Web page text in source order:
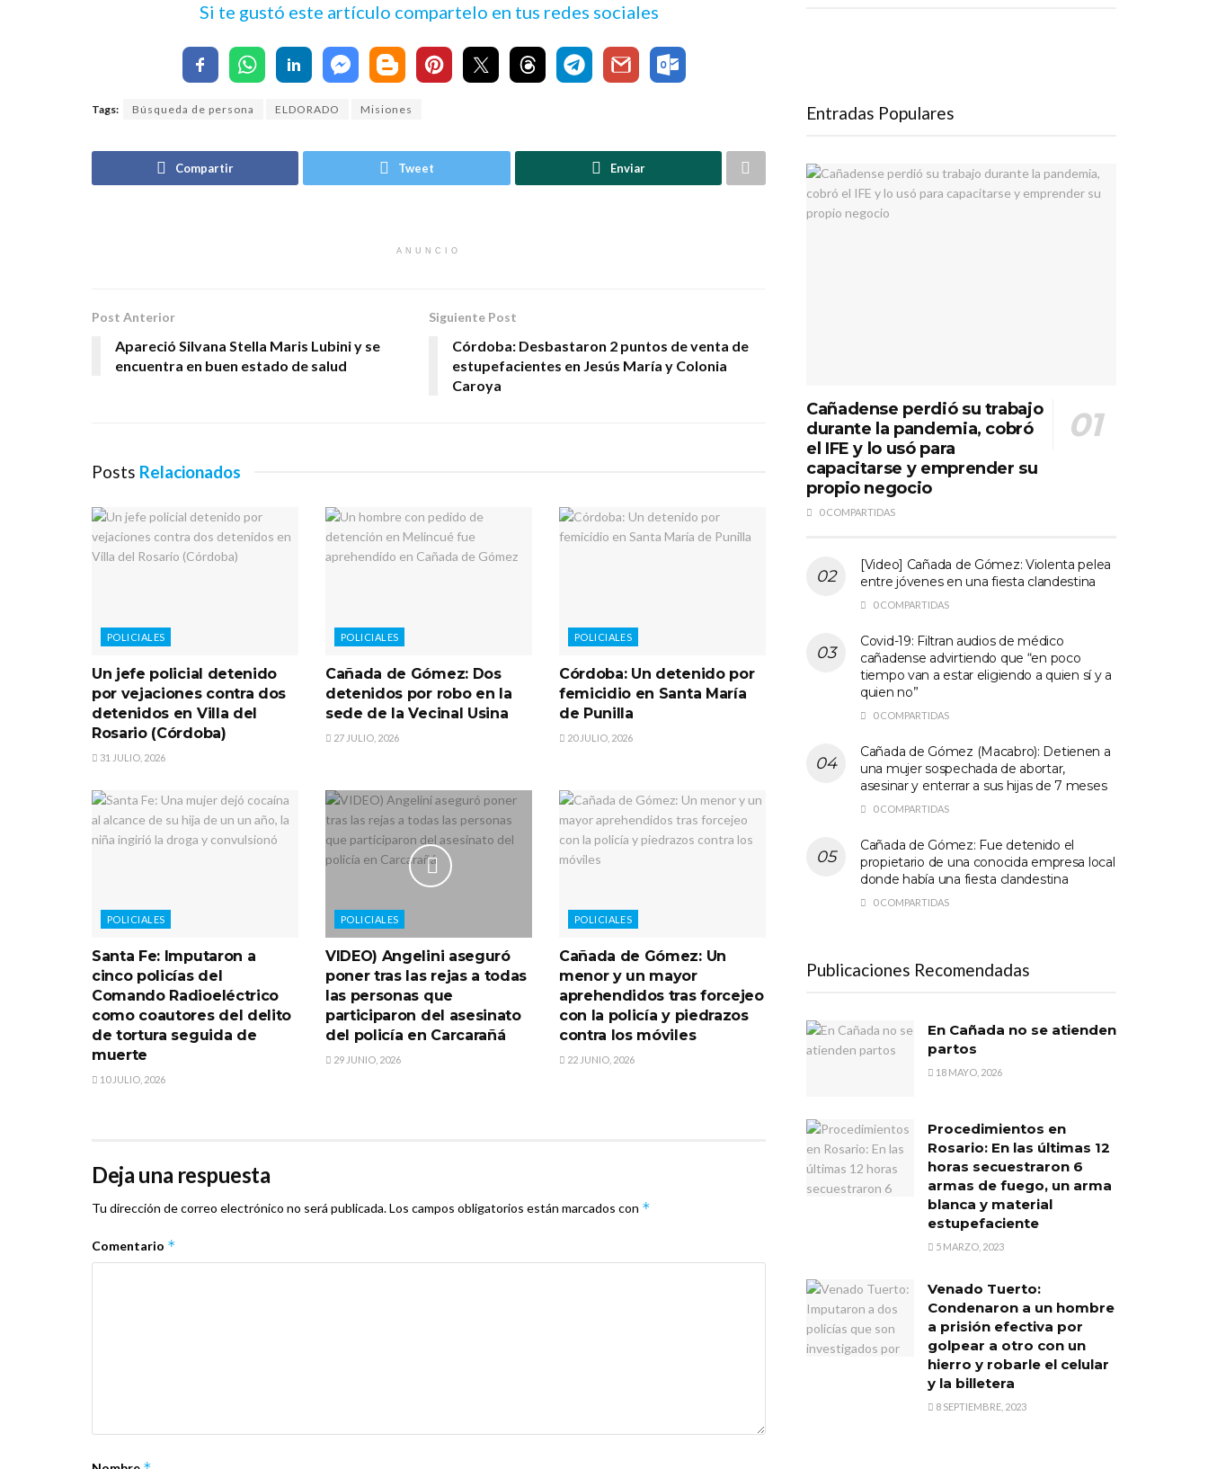
Si te gustó este artículo compartelo en tus redes sociales
Tags: Búsqueda de persona ELDORADO Misiones
Compartir Tweet Enviar
ANUNCIO
Post Anterior
Apareció Silvana Stella Maris Lubini y se
encuentra en buen estado de salud
Siguiente Post
Córdoba: Desbastaron 2 puntos de venta de
estupefacientes en Jesús María y Colonia
Caroya
Posts Relacionados
POLICIALES
Un jefe policial detenido
por vejaciones contra dos
detenidos en Villa del
Rosario (Córdoba)
31 JULIO, 2026
POLICIALES
Cañada de Gómez: Dos
detenidos por robo en la
sede de la Vecinal Usina
27 JULIO, 2026
POLICIALES
Córdoba: Un detenido por
femicidio en Santa María
de Punilla
20 JULIO, 2026
POLICIALES
Santa Fe: Imputaron a
cinco policías del
Comando Radioeléctrico
como coautores del delito
de tortura seguida de
muerte
10 JULIO, 2026
POLICIALES
VIDEO) Angelini aseguró
poner tras las rejas a todas
las personas que
participaron del asesinato
del policía en Carcarañá
29 JUNIO, 2026
POLICIALES
Cañada de Gómez: Un
menor y un mayor
aprehendidos tras forcejeo
con la policía y piedrazos
contra los móviles
22 JUNIO, 2026
Deja una respuesta
Tu dirección de correo electrónico no será publicada.Los campos obligatorios están marcados con *
Comentario *
Entradas Populares
Cañadense perdió su trabajo
durante la pandemia, cobró
el IFE y lo usó para
capacitarse y emprender su
propio negocio
0 COMPARTIDAS
[Video] Cañada de Gómez: Violenta pelea
entre jóvenes en una fiesta clandestina
0 COMPARTIDAS
Covid-19: Filtran audios de médico
cañadense advirtiendo que “en poco
tiempo van a estar eligiendo a quien sí y a
quien no”
0 COMPARTIDAS
Cañada de Gómez (Macabro): Detienen a
una mujer sospechada de abortar,
asesinar y enterrar a sus hijas de 7 meses
0 COMPARTIDAS
Cañada de Gómez: Fue detenido el
propietario de una conocida empresa local
donde había una fiesta clandestina
0 COMPARTIDAS
Publicaciones Recomendadas
En Cañada no se atienden
partos
18 MAYO, 2026
Procedimientos en
Rosario: En las últimas 12
horas secuestraron 6
armas de fuego, un arma
blanca y material
estupefaciente
5 MARZO, 2023
Venado Tuerto:
Condenaron a un hombre
a prisión efectiva por
golpear a otro con un
hierro y robarle el celular
y la billetera
8 SEPTIEMBRE, 2023